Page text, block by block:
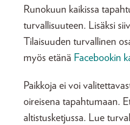
Runokuun kaikissa
turvallisuuteen. Lisäksi
Tilaisuuden turvallinen
myös etänä Facebookin
Paikkoja ei voi
oireisena tapahtumaan.
altistusketjussa. Lue